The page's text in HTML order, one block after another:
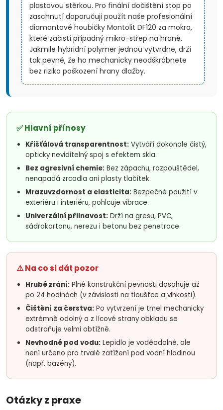
plastovou stěrkou. Pro finální dočištění stop po
zaschnutí doporučuji použít naše profesionální
diamantové houbičky Montolit DF120 za mokra,
které začistí případný mikro-střep na hraně.
Jakmile hybridní polymer jednou vytvrdne, drží
tak pevně, že ho mechanicky neodškrábnete
bez rizika poškození hrany dlažby.
✅ Hlavní přínosy
Křišťálová transparentnost: Vytváří dokonale čistý,
opticky neviditelný spoj s efektem skla.
Bez agresivní chemie: Bez zápachu, rozpouštědel,
nenapadá zrcadla ani plasty tlačítek.
Mrazuvzdornost a elasticita: Bezpečné použití v
exteriéru i interiéru, pohlcuje vibrace.
Univerzální přilnavost: Drží na gresu, PVC,
sádrokartonu, nerezu i betonu bez penetrace.
⚠️ Na co si dát pozor
Hrubé zrání: Plné konstrukční pevnosti dosahuje až
po 24 hodinách (v závislosti na tloušťce a vlhkosti).
Čištění za čerstva: Po vytvrzení je tmel mechanicky
extrémně odolný a z lícové strany obkladu se
odstraňuje velmi obtížně.
Nevhodné pod vodu: Lepidlo je voděodolné, ale
není určeno pro trvalé zatížení pod vodní hladinou
(např. bazény).
Otázky z praxe